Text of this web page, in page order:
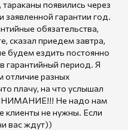
появились через
гарантии год.
обязательства,
сказал приедем завтра,
будем ездить постоянно
гарантийный период. Я
отличие разных
плачу, на что услышал
Не надо нам
клиенты не нужны. Если
вас ждут))